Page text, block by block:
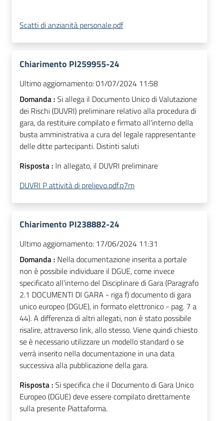
Scatti di anzianità personale.pdf
Chiarimento PI259955-24
Ultimo aggiornamento:01/07/2024 11:58
Domanda : Si allega il Documento Unico di Valutazione
dei Rischi (DUVRI) preliminare relativo alla procedura di
gara, da restituire compilato e firmato all'interno della
busta amministrativa a cura del legale rappresentante
delle ditte partecipanti. Distinti saluti
Risposta : In allegato, il DUVRI preliminare
DUVRI P attività di prelievo.pdf.p7m
Chiarimento PI238882-24
Ultimo aggiornamento: 17/06/2024 11:31
Domanda : Nella documentazione inserita a portale
non è possibile individuare il DGUE, come invece
specificato all'interno del Disciplinare di Gara (Paragrafo
2.1 DOCUMENTI DI GARA - riga f) documento di gara
unico europeo (DGUE), in formato elettronico - pag. 7 a
44). A differenza di altri allegati, non è stato possibile
risalire, attraverso link, allo stesso. Viene quindi chiesto
se è necessario utilizzare un modello standard o se
verrà inserito nella documentazione in una data
successiva alla pubblicazione della gara.
Risposta : Si specifica che il Documento di Gara Unico
Europeo (DGUE) deve essere compilato direttamente
sulla presente Piattaforma.